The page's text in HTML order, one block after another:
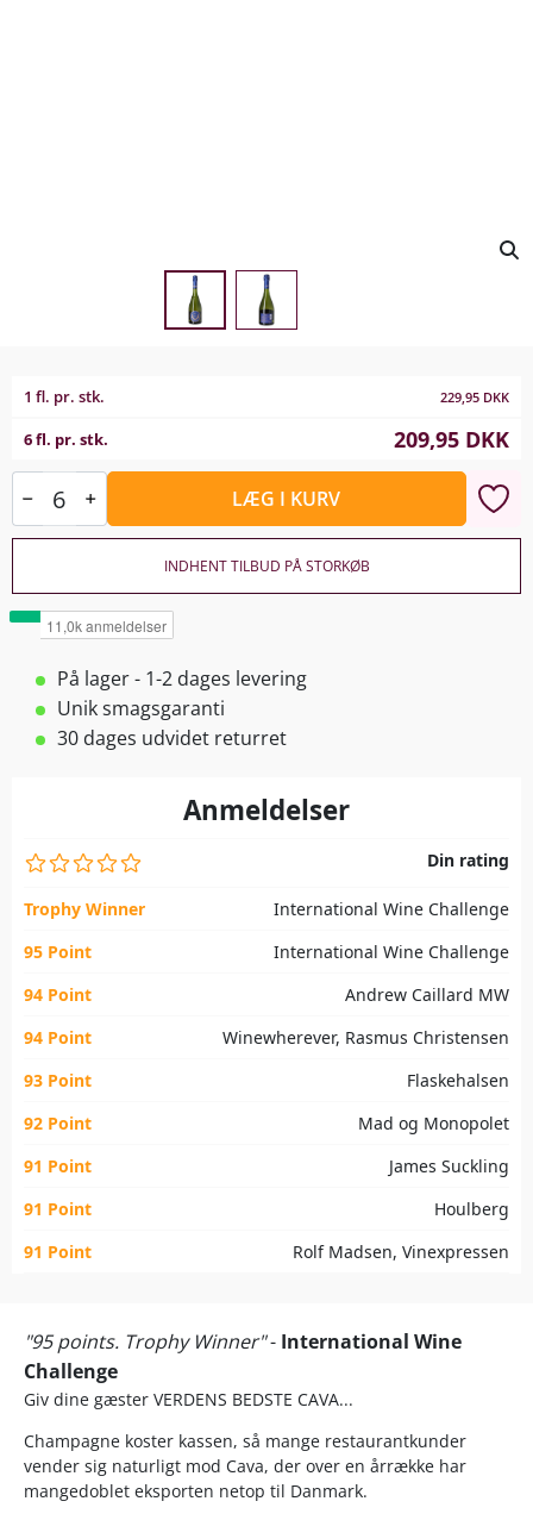
1 fl. pr. stk. 229,95 DKK
6 fl. pr. stk. 209,95 DKK
LÆG I KURV
INDHENT TILBUD PÅ STORKØB
På lager - 1-2 dages levering
Unik smagsgaranti
30 dages udvidet returret
Anmeldelser
Din rating
Trophy Winner
International Wine Challenge
95 Point
International Wine Challenge
94 Point
Andrew Caillard MW
94 Point
Winewherever, Rasmus Christensen
93 Point
Flaskehalsen
92 Point
Mad og Monopolet
91 Point
James Suckling
91 Point
Houlberg
91 Point
Rolf Madsen, Vinexpressen
"95 points. Trophy Winner"- International Wine
Challenge
Giv dine gæster VERDENS BEDSTE CAVA...
Champagne koster kassen, så mange restaurantkunder
vender sig naturligt mod Cava, der over en årrække har
mangedoblet eksporten netop til Danmark.